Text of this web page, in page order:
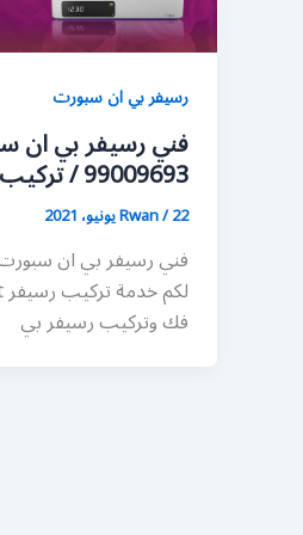
رسيفر بي ان سبورت
فني رسيفر بي ان
99009693 / تركيب رسيفر bein sport
Rwan/22 يونيو، 2021
فني رسيفر بي ان سبورت
فك وتركيب رسيفر بي